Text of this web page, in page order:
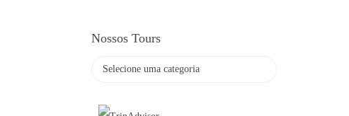
Nossos Tours